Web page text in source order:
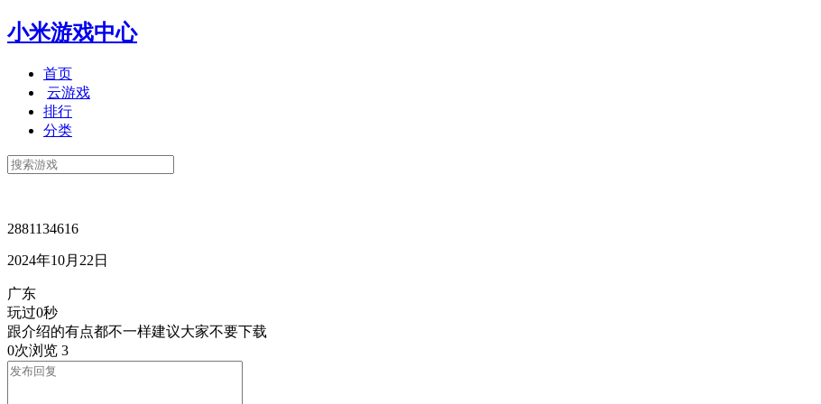
小米游戏中心
首页
云游戏
排行
分类
2881134616
2024年10月22日
广东
玩过0秒
跟介绍的有点都不一样建议大家不要下载
0次浏览 3